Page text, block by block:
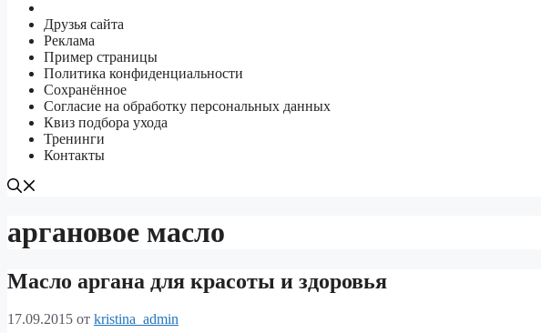
Друзья сайта
Реклама
Пример страницы
Политика конфиденциальности
Сохранённое
Согласие на обработку персональных данных
Квиз подбора ухода
Тренинги
Контакты
аргановое масло
Масло аргана для красоты и здоровья
17.09.2015 от kristina_admin